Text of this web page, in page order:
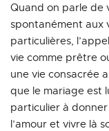
Quand on parle de
spontanément aux
particulières,
vie comme prêtre
une vie consacrée
que le mariage est
particulier à donner
l’amour et vivre là